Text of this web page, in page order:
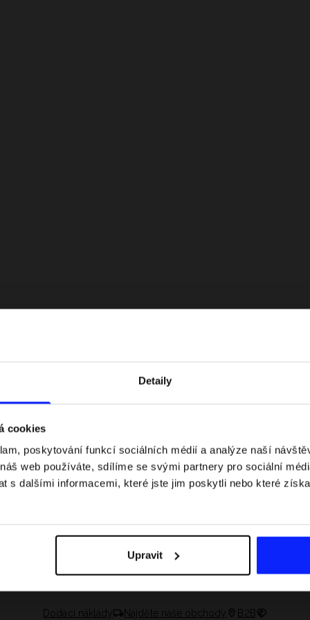
Detaily
cookies
poskytování funkcí sociálních médií a analýze naší
web používáte, sdílíme se svými partnery pro sociální
s dalšími informacemi, které jste jim poskytli nebo které
Upravit
průvodce
závodů, rekordy a nejlepší jezdci F1
Dodací náklady Najděte naše obchody B2B